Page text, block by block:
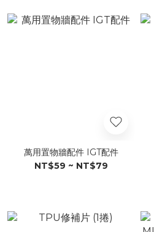
萬用置物牆配件 IGT配件
NT$59 ~ NT$79